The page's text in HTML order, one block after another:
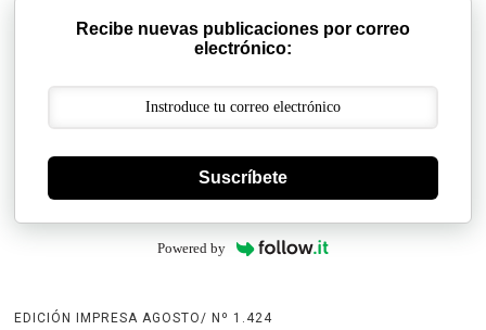
Recibe nuevas publicaciones por correo
electrónico:
Suscríbete
Powered by
EDICIÓN IMPRESA AGOSTO/ Nº 1.424